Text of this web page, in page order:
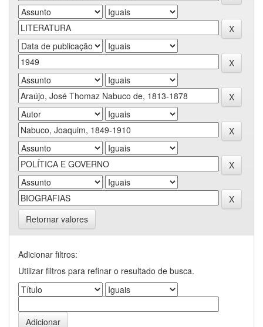
Retornar valores
Adicionar filtros:
Utilizar filtros para refinar o resultado de busca.